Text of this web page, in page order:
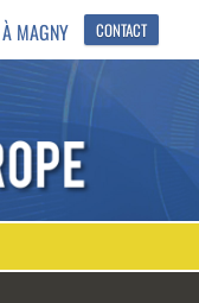
MAGNY CONTACT